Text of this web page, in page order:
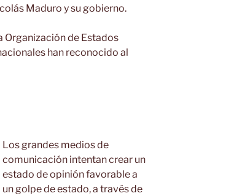
Maduro y su gobierno.
Organización de Estados
han reconocido al
Los grandes medios de
comunicación intentan crear un
estado de opinión favorable a
un golpe de estado, a través de